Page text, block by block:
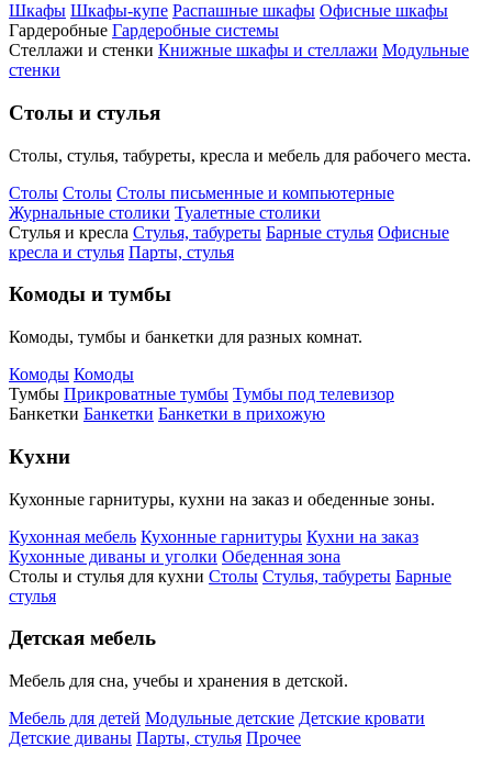
Шкафы Шкафы-купе Распашные шкафы Офисные шкафы
Гардеробные Гардеробные системы
Стеллажи и стенки Книжные шкафы и стеллажи Модульные
стенки
Столы и стулья
Столы, стулья, табуреты, кресла и мебель для рабочего места.
Столы Столы Столы письменные и компьютерные
Журнальные столики Туалетные столики
Стулья и кресла Стулья, табуреты Барные стулья Офисные
кресла и стулья Парты, стулья
Комоды и тумбы
Комоды, тумбы и банкетки для разных комнат.
Комоды Комоды
Тумбы Прикроватные тумбы Тумбы под телевизор
Банкетки Банкетки Банкетки в прихожую
Кухни
Кухонные гарнитуры, кухни на заказ и обеденные зоны.
Кухонная мебель Кухонные гарнитуры Кухни на заказ
Кухонные диваны и уголки Обеденная зона
Столы и стулья для кухни Столы Стулья, табуреты Барные
стулья
Детская мебель
Мебель для сна, учебы и хранения в детской.
Мебель для детей Модульные детские Детские кровати
Детские диваны Парты, стулья Прочее